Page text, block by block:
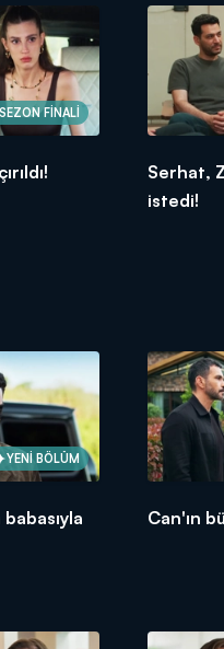
SEZON FİNALİ
Serhat,
istedi!
YENİ BÖLÜM
Can'ın